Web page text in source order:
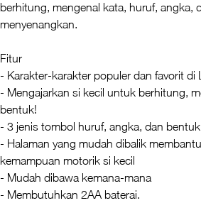
berhitung, mengenal kata, huruf, angka,
menyenangkan.
Fitur
- Karakter-karakter populer dan favorit di
- Mengajarkan si kecil untuk berhitung,
bentuk!
- 3 jenis tombol huruf, angka, dan
- Halaman yang mudah dibalik
kemampuan motorik si kecil
- Mudah dibawa kemana-mana
- Membutuhkan 2AA baterai.